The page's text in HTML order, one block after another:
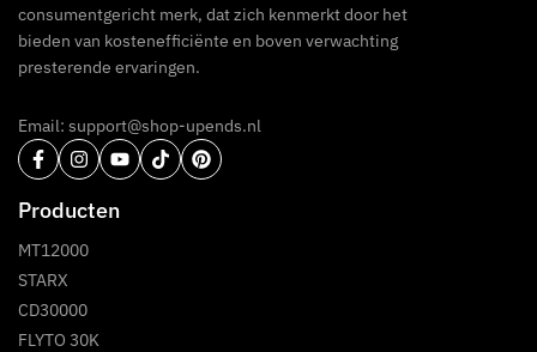
consumentgericht merk, dat zich kenmerkt door het
bieden van kostenefficiënte en boven verwachting
presterende ervaringen.
Email: support@shop-upends.nl
Producten
MT12000
STARX
CD30000
FLYTO 30K